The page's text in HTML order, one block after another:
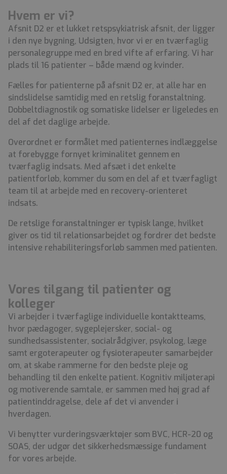
Hvem er vi?
Afsnit D2 er et lukket retspsykiatrisk afsnit, der ligger
i den nye bygning, Udsigten, hvor vi er en tværfaglig
personalegruppe med en bred vifte af erfaring. Vi har
plads til 16 patienter – både mænd og kvinder.
Fælles for patienterne på afsnit D2 er, at alle har en
sindslidelse samtidig med en retslig foranstaltning.
Dobbeltdiagnostik og somatiske lidelser er ligeledes en
del af det daglige arbejde.
Overordnet er formålet med patienternes indlæggelse
at forebygge fornyet kriminalitet gennem en
tværfaglig indsats. Med afsæt i det enkelte
patientforløb, kommer du som en del af et tværfagligt
team til at arbejde med en recovery-orienteret
indsats.
De retslige foranstaltninger er typisk lange, hvilket
giver os tid til relationsarbejdet og fordrer det bedste
intensive rehabiliteringsforløb sammen med patienten.
Vores tilgang til patienter og
kolleger
Vi arbejder i tværfaglige individuelle kontaktteams,
hvor pædagoger, sygeplejersker, social- og
sundhedsassistenter, socialrådgiver, psykolog, læge
samt ergoterapeuter og fysioterapeuter samarbejder
om, at skabe rammerne for den bedste pleje og
behandling til den enkelte patient. Kognitiv miljøterapi
og motiverende samtale, er sammen med høj grad af
patientinddragelse, dele af det vi anvender i
hverdagen.
Vi benytter vurderingsværktøjer som BVC, HCR-20 og
SOAS, der udgør det sikkerhedsmæssige fundament
for vores arbejde.